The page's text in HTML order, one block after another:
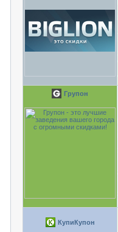
Групон
КупиКупон